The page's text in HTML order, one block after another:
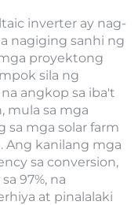
inverter ay nag-
nagiging sanhi ng
proyektong
sila ng
angkop sa iba't
mula sa mga
sa mga solar farm
Ang kanilang mga
sa conversion,
97%, na
at pinalalaki